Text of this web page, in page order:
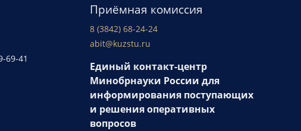
69-41
Приёмная комиссия
8 (3842) 68-24-24
abit@kuzstu.ru
Единый контакт-центр
Минобрнауки России для
информирования поступающих
и решения оперативных
вопросов